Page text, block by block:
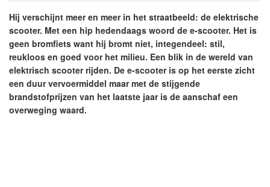
Hij verschijnt meer en meer in het straatbeeld: de elektrische
scooter. Met een hip hedendaags woord de e-scooter. Het is
geen bromfiets want hij bromt niet, integendeel: stil,
reukloos en goed voor het milieu. Een blik in de wereld van
elektrisch scooter rijden. De e-scooter is op het eerste zicht
een duur vervoermiddel maar met de stijgende
brandstofprijzen van het laatste jaar is de aanschaf een
overweging waard.